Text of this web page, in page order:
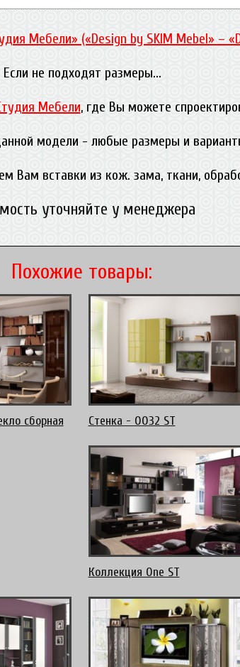
Мебели» («Design by SKIM Mebel» –
Если не подходят размеры...
Мебели, где Вы можете
модели - любые размеры и
Вам вставки из кож. зама, ткани,
уточняйте у менеджера
Похожие товары:
сборная
Стенка - 0032 ST
Коллекция One ST